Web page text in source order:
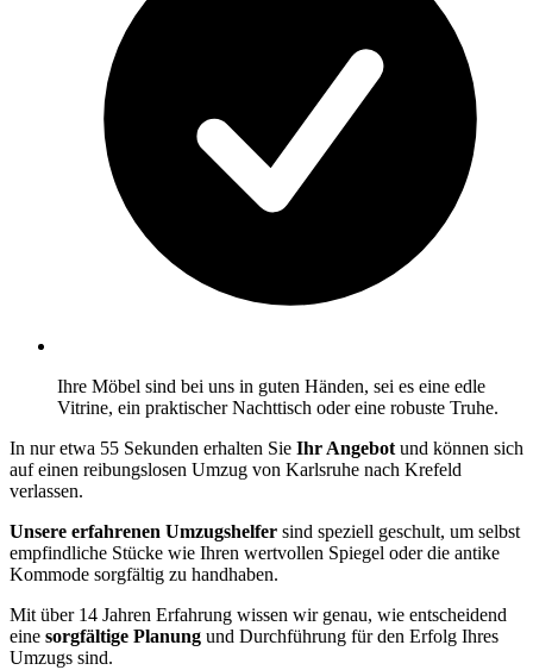
Ihre Möbel sind bei uns in guten Händen, sei es eine edle
Vitrine, ein praktischer Nachttisch oder eine robuste Truhe.
In nur etwa 55 Sekunden erhalten Sie Ihr Angebot und können sich
auf einen reibungslosen Umzug von Karlsruhe nach Krefeld
verlassen.
Unsere erfahrenen Umzugshelfer sind speziell geschult, um selbst
empfindliche Stücke wie Ihren wertvollen Spiegel oder die antike
Kommode sorgfältig zu handhaben.
Mit über 14 Jahren Erfahrung wissen wir genau, wie entscheidend
eine sorgfältige Planung und Durchführung für den Erfolg Ihres
Umzugs sind.